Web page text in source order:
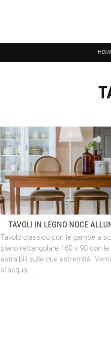
TAVOLI IN LEGNO NOCE
Tavolo classico con le gambe a
piano rettangolare 160 x 90 con le
estraibili sulle due estremità.
al'acqua ...